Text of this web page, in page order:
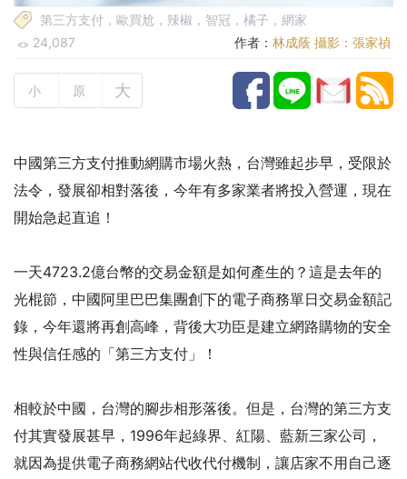
第三方支付，歐買尬，辣椒，智冠，橘子，網家
24,087
作者： 林成蔭 攝影：張家禎
小 原 大
中國第三方支付推動網購市場火熱，台灣雖起步早，受限於
法令，發展卻相對落後，今年有多家業者將投入營運，現在
開始急起直追！
一天4723.2億台幣的交易金額是如何產生的？這是去年的
光棍節，中國阿里巴巴集團創下的電子商務單日交易金額記
錄，今年還將再創高峰，背後大功臣是建立網路購物的安全
性與信任感的「第三方支付」！
相較於中國，台灣的腳步相形落後。但是，台灣的第三方支
付其實發展甚早，1996年起綠界、紅陽、藍新三家公司，
就因為提供電子商務網站代收代付機制，讓店家不用自己逐